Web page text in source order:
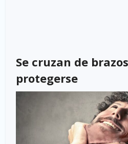
Se cruzan de
protegerse